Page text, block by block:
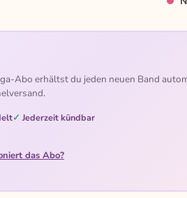
Abo erhältst du jeden neuen Band
Jederzeit kündbar
das Abo?